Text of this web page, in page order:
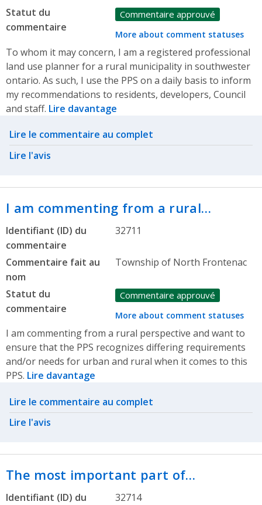
Statut du
commentaire
Commentaire approuvé
More about comment statuses
To whom it may concern, I am a registered professional
land use planner for a rural municipality in southwester
ontario. As such, I use the PPS on a daily basis to inform
my recommendations to residents, developers, Council
and staff. Lire davantage
Related actions
Lire le commentaire au complet
Lire l'avis
I am commenting from a rural…
Identifiant (ID) du
commentaire
32711
Commentaire fait au
nom
Township of North Frontenac
Statut du
commentaire
Commentaire approuvé
More about comment statuses
I am commenting from a rural perspective and want to
ensure that the PPS recognizes differing requirements
and/or needs for urban and rural when it comes to this
PPS. Lire davantage
Related actions
Lire le commentaire au complet
Lire l'avis
The most important part of…
Identifiant (ID) du
32714